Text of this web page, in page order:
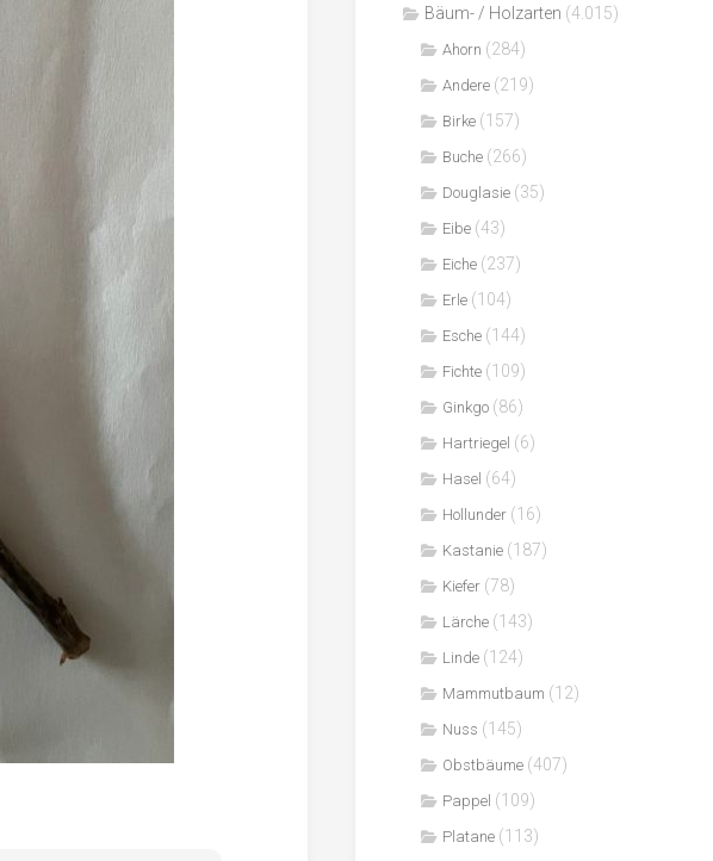
Bäum- / Holzarten (4.015)
Ahorn (284)
Andere (219)
Birke (157)
Buche (266)
Douglasie (35)
Eibe (43)
Eiche (237)
Erle (104)
Esche (144)
Fichte (109)
Ginkgo (86)
Hartriegel (6)
Hasel (64)
Hollunder (16)
Kastanie (187)
Kiefer (78)
Lärche (143)
Linde (124)
Mammutbaum (12)
Nuss (145)
Obstbäume (407)
Pappel (109)
Platane (113)